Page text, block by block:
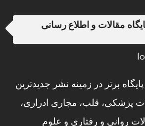
مقالات و اطلاع رسانی
برتر در زمینه نشر جدیدترین
پزشکی، قلب، مجاری ادراری،
روانی و رفتاری و علوم